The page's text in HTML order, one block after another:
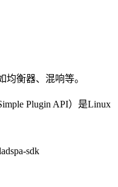
衡器、混响等。
Plugin API）是Linux
sdk